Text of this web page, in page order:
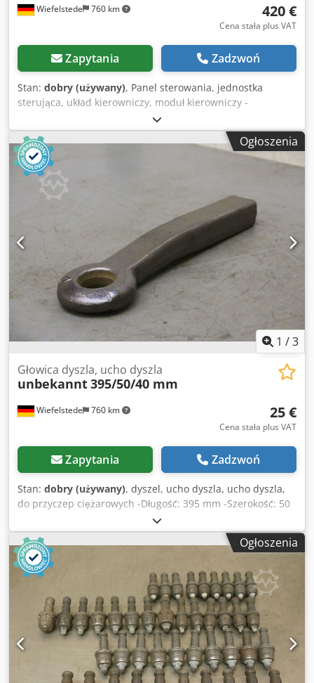
Wiefelstede 760 km 420 €
Cena stała plus VAT
Zapytania Zadzwoń
Stan: dobry (używany), Panel sterowania, jednostka
sterująca, układ kierowniczy, moduł kierowniczy -
Producent: Linde, moduł kierowniczy/panel sterowania z
elektrycznego ciągnika P 250 Dsdpfx Aew S Tlvoi Iokr -
Poszczególne komponenty: patrz zdjęcia - Wymiary
transportowe: 630/470/H355 mm - Waga: 16,6 kg
Ogłoszenia
1 /3
Wiefelstede 760 km
Głowica dyszla, ucho dyszla
unbekannt395/50/40 mm
25 €
Cena stała plus VAT
Zapytania Zadzwoń
Stan: dobry (używany), dyszel, ucho dyszla, ucho dyszla,
do przyczep ciężarowych -Długość: 395 mm -Szerokość: 50
mm -Wysokość: 40 mm -Oczko: Ø 43 mm -Cena: za sztukę -
Ilość: 72 sztuki -Wymiary: 395/101/H40 mm Dkedpfed Nhiijx
Ai Ijr -Waga: 5,5 kg
Ogłoszenia